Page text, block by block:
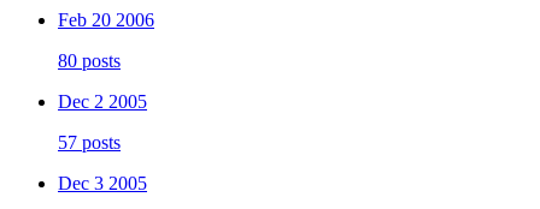
Feb 20 2006
80 posts
Dec 2 2005
57 posts
Dec 3 2005